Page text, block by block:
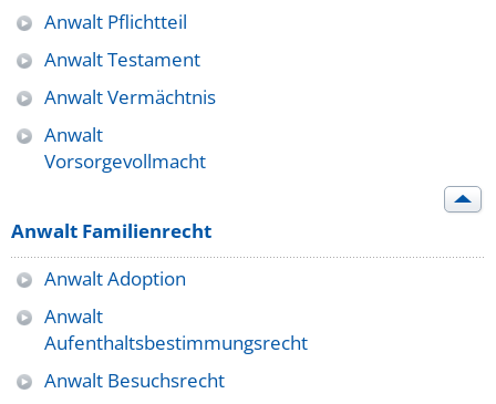
Anwalt Pflichtteil
Anwalt Testament
Anwalt Vermächtnis
Anwalt
Vorsorgevollmacht
Anwalt Familienrecht
Anwalt Adoption
Anwalt
Aufenthaltsbestimmungsrecht
Anwalt Besuchsrecht